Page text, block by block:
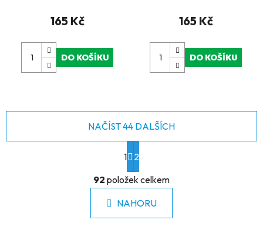
165 Kč
DO KOŠÍKU
165 Kč
DO KOŠÍKU
O
v
á
d
NAČÍST 44 DALŠÍCH
S
t
r
á
n
k
1
2
92 položek celkem
NAHORU